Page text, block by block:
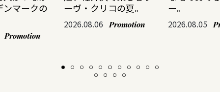
ンマークの
Promotion
ーヴ・クリコの夏。
2026.08.06 Promotion
ー。
2026.08.05